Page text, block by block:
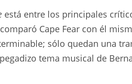
está entre los principales
Cape Fear con él
sólo quedan una
tema musical de